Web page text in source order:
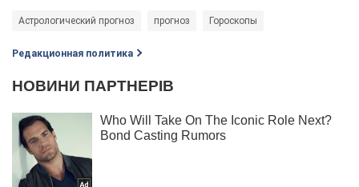
Астрологический прогноз прогноз Гороскопы
Редакционная политика